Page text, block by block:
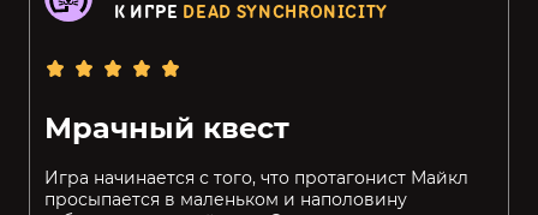
К ИГРЕ DEAD SYNCHRONICITY
Мрачный квест
Игра начинается с того, что протагонист Майкл
просыпается в маленьком и наполовину